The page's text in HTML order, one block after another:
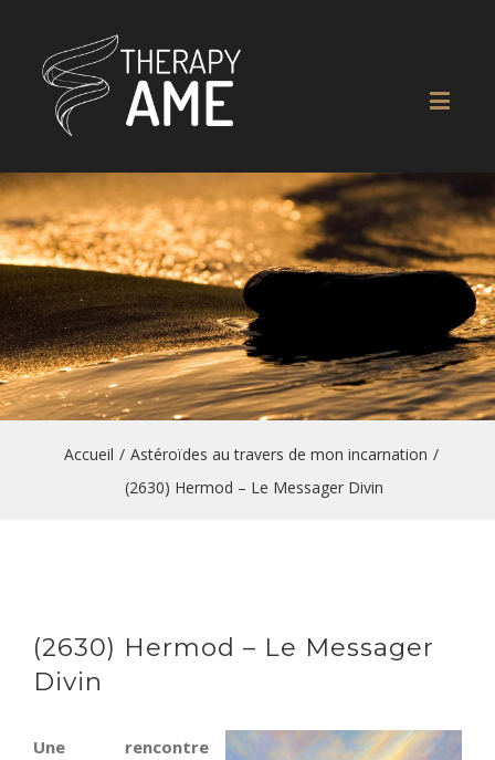
Accueil / Astéroïdes au travers de mon incarnation /
(2630) Hermod – Le Messager Divin
(2630) Hermod – Le Messager
Divin
Une rencontre